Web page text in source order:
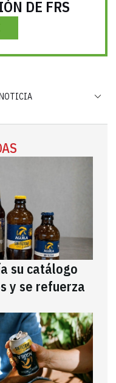
DE FRS
NOTICIA
su catálogo
y se refuerza